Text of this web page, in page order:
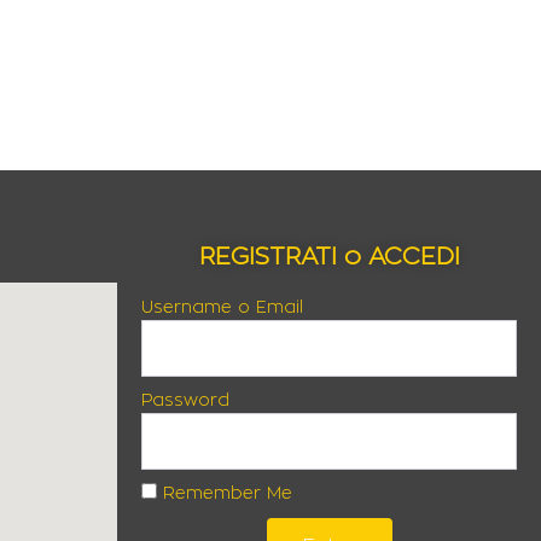
REGISTRATI o ACCEDI
Username o Email
Password
Remember Me